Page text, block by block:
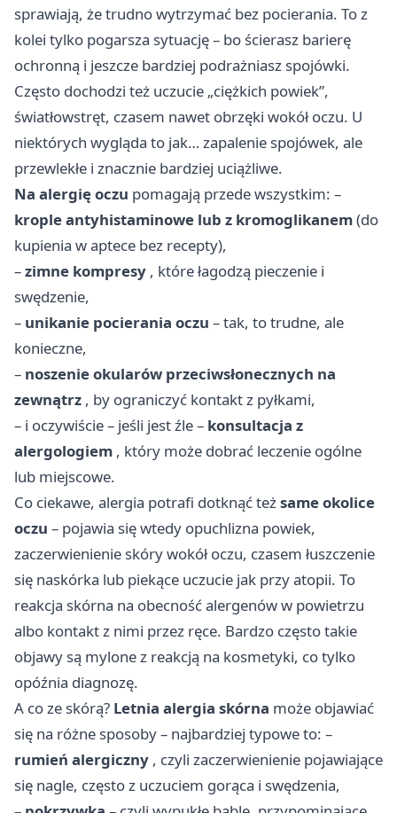
sprawiają, że trudno wytrzymać bez pocierania. To z
kolei tylko pogarsza sytuację – bo ścierasz barierę
ochronną i jeszcze bardziej podrażniasz spojówki.
Często dochodzi też uczucie „ciężkich powiek”,
światłowstręt, czasem nawet obrzęki wokół oczu. U
niektórych wygląda to jak… zapalenie spojówek, ale
przewlekłe i znacznie bardziej uciążliwe.
Na alergię oczu pomagają przede wszystkim: –
krople antyhistaminowe lub z kromoglikanem(do
kupienia w aptece bez recepty),
–zimne kompresy , które łagodzą pieczenie i
swędzenie,
– unikanie pocierania oczu – tak, to trudne, ale
konieczne,
– noszenie okularów przeciwsłonecznych na
zewnątrz , by ograniczyć kontakt z pyłkami,
– i oczywiście – jeśli jest źle – konsultacja z
alergologiem , który może dobrać leczenie ogólne
lub miejscowe.
Co ciekawe, alergia potrafi dotknąć teżsame okolice
oczu – pojawia się wtedy opuchlizna powiek,
zaczerwienienie skóry wokół oczu, czasem łuszczenie
się naskórka lub piekące uczucie jak przy atopii. To
reakcja skórna na obecność alergenów w powietrzu
albo kontakt z nimi przez ręce. Bardzo często takie
objawy są mylone z reakcją na kosmetyki, co tylko
opóźnia diagnozę.
A co ze skórą? Letnia alergia skórna może objawiać
się na różne sposoby – najbardziej typowe to: –
rumień alergiczny , czyli zaczerwienienie pojawiające
się nagle, często z uczuciem gorąca i swędzenia,